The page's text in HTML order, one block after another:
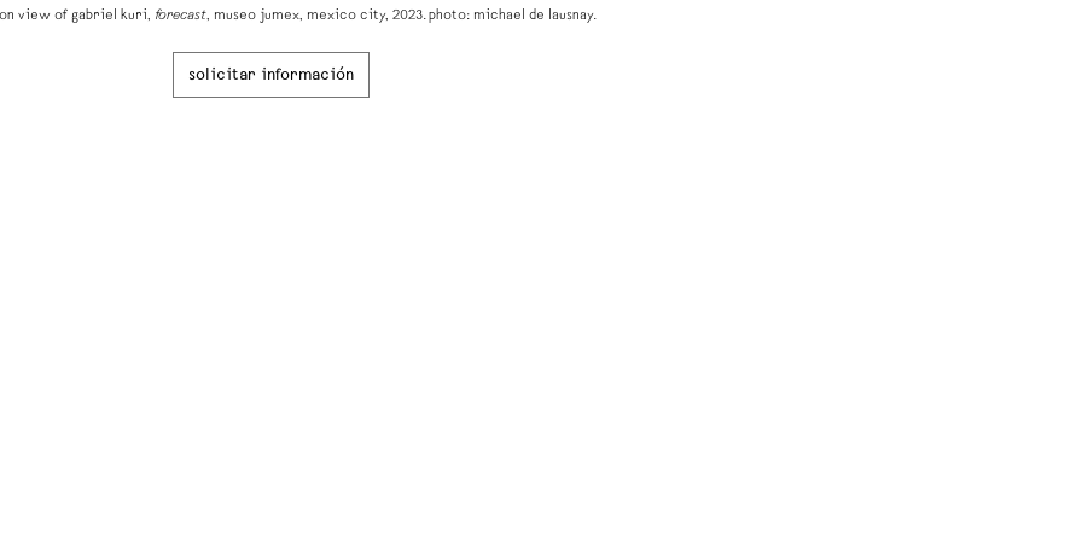
view of gabriel kuri, forecast, museo jumex, mexico city, 2023. photo: michael de lausnay.
solicitar información